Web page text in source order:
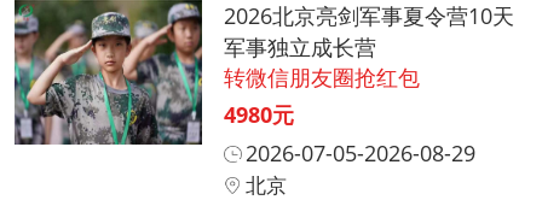
2026北京亮剑军事夏令营10天
军事独立成长营
转微信朋友圈抢红包
4980元
2026-07-05-2026-08-29
北京